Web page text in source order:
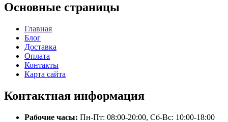
Основные страницы
Главная
Блог
Доставка
Оплата
Контакты
Карта сайта
Контактная информация
Рабочие часы: Пн-Пт: 08:00-20:00, Сб-Вс: 10:00-18:00